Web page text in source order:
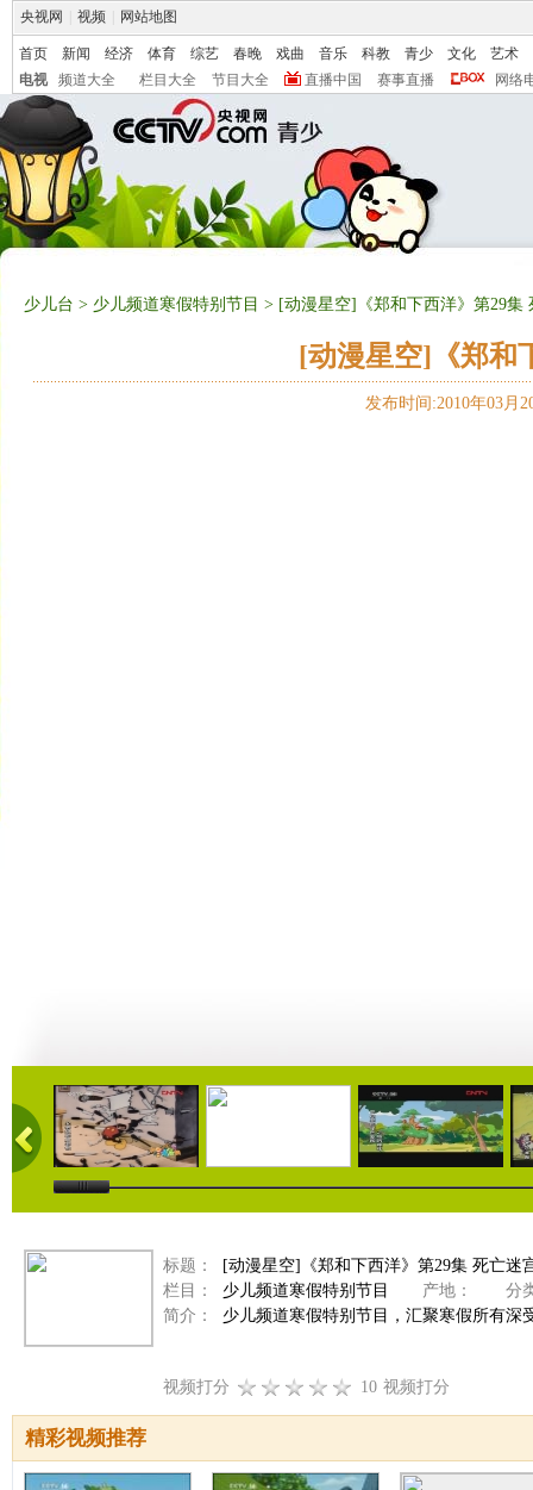
央视网 视频 网站地图
首页 新闻 经济 体育 综艺 春晚 戏曲 音乐 科教 青少 文化
艺术
电视
频道大全 栏目大全 节目大全 直播中国 赛事直播 网络
少儿台 > 少儿频道寒假特别节目 > [动漫星空]《郑和下西洋》第29集
[动漫星空]《郑和
发布时间:2010年03月
06:52 10:43 09:37
标题：
[动漫星空]《郑和下西洋》第29集 死亡迷
栏目：
少儿频道寒假特别节目 产地：
分
简介：
少儿频道寒假特别节目，汇聚寒假所有深
视频打分 10 视频打分
精彩视频推荐